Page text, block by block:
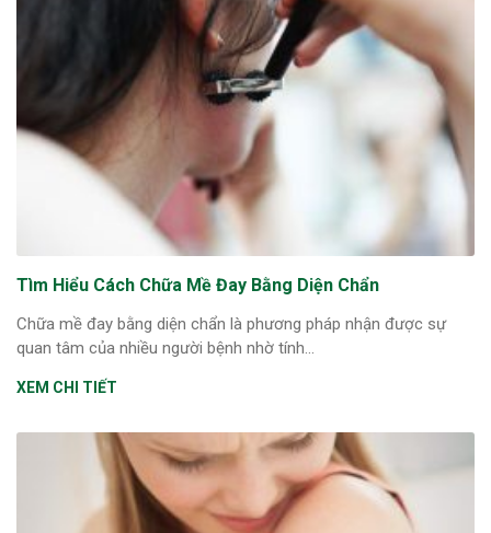
Tìm Hiểu Cách Chữa Mề Đay Bằng Diện Chẩn
Chữa mề đay bằng diện chẩn là phương pháp nhận được sự
quan tâm của nhiều người bệnh nhờ tính...
XEM CHI TIẾT